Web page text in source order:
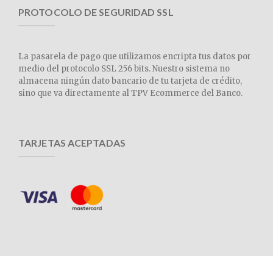
PROTOCOLO DE SEGURIDAD SSL
La pasarela de pago que utilizamos encripta tus datos por
medio del protocolo SSL 256 bits. Nuestro sistema no
almacena ningún dato bancario de tu tarjeta de crédito,
sino que va directamente al TPV Ecommerce del Banco.
TARJETAS ACEPTADAS